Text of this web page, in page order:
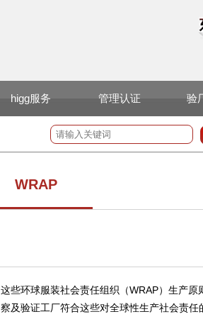
higg服务 管理认证 验
WRAP
这些环球服装社会责任组织（WRAP）生产
察及验证工厂符合这些对全球性生产社会责